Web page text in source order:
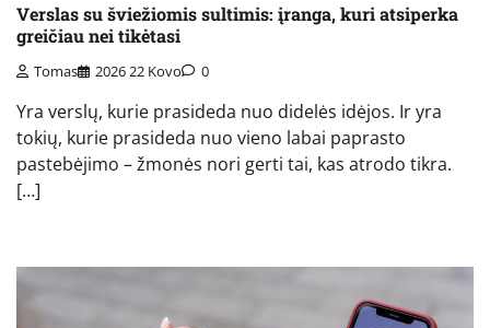
Verslas su šviežiomis sultimis: įranga, kuri atsiperka
greičiau nei tikėtasi
Tomas 2026 22 Kovo 0
Yra verslų, kurie prasideda nuo didelės idėjos. Ir yra
tokių, kurie prasideda nuo vieno labai paprasto
pastebėjimo – žmonės nori gerti tai, kas atrodo tikra.
[…]